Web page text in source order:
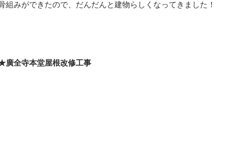
組みができたので、だんだんと建物らしくなってきました！
廣全寺本堂屋根改修工事